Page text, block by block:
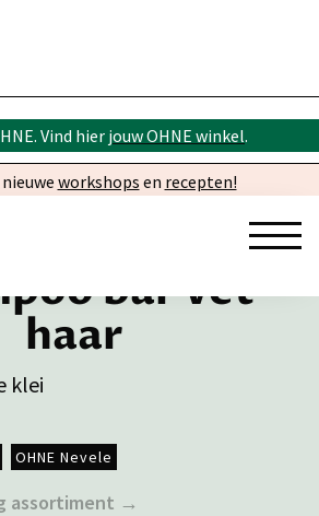
Vind hier jouw OHNE winkel.
workshops en recepten!
bar vet
haar
klei
OHNE Nevele
assortiment →